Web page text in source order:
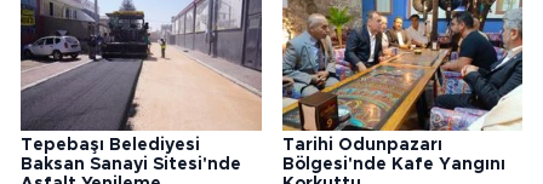
Tepebaşı Belediyesi
Baksan Sanayi Sitesi'nde
Tarihi Odunpazarı
Bölgesi'nde Kafe Yangını